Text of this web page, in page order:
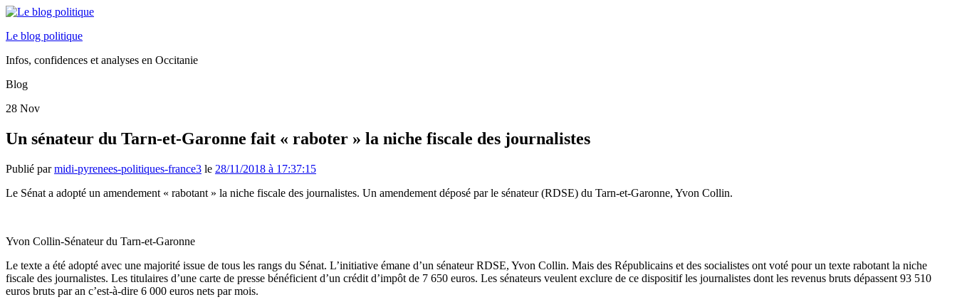
Le blog politique
Infos, confidences et analyses en Occitanie
Blog
28 Nov
Un sénateur du Tarn-et-Garonne fait « raboter » la niche fiscale des journalistes
Publié parmidi-pyrenees-politiques-france3 le 28/11/2018 à 17:37:15
Le Sénat a adopté un amendement « rabotant » la niche fiscale des journalistes. Un amendement déposé par le sénateur (RDSE) du Tarn-et-Garonne, Yvon Collin.
Yvon Collin-Sénateur du Tarn-et-Garonne
Le texte a été adopté avec une majorité issue de tous les rangs du Sénat. L’initiative émane d’un sénateur RDSE, Yvon Collin. Mais des Républicains et des socialistes ont voté pour un texte rabotant la niche
fiscale des journalistes. Les titulaires d’une carte de presse bénéficient d’un crédit d’impôt de 7 650 euros. Les sénateurs veulent exclure de ce dispositif les journalistes dont les revenus bruts dépassent 93 510
euros bruts par an c’est-à-dire 6 000 euros nets par mois.